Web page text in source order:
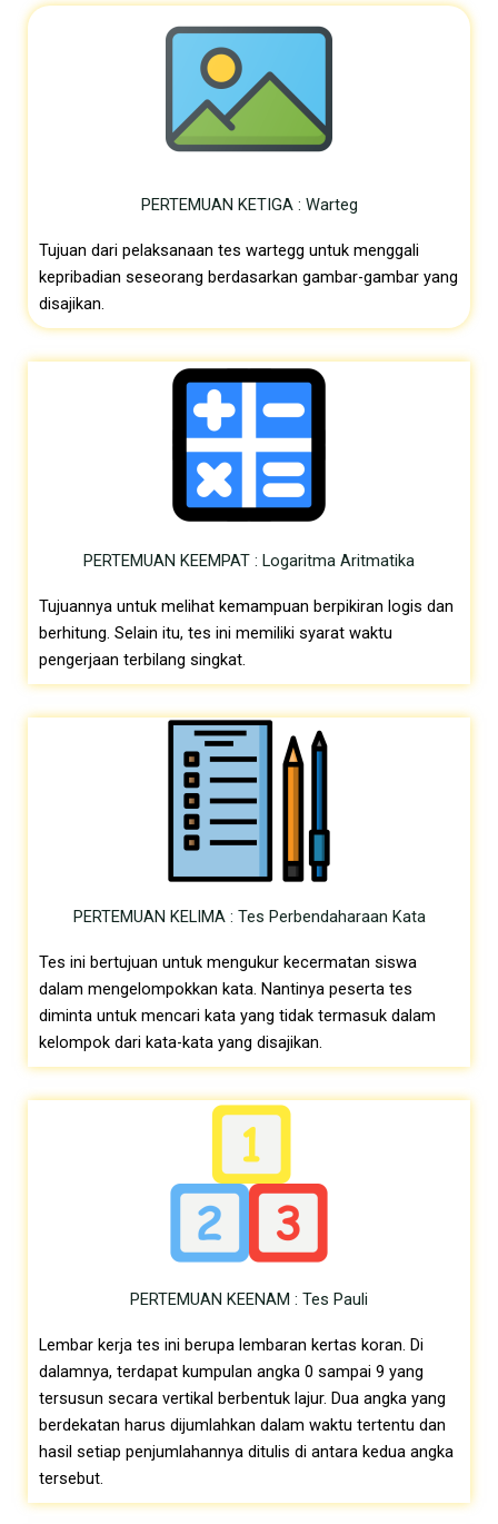
PERTEMUAN KETIGA : Warteg
Tujuan dari pelaksanaan tes wartegg untuk menggali
kepribadian seseorang berdasarkan gambar-gambar yang
disajikan.
PERTEMUAN KEEMPAT : Logaritma Aritmatika
Tujuannya untuk melihat kemampuan berpikiran logis dan
berhitung. Selain itu, tes ini memiliki syarat waktu
pengerjaan terbilang singkat.
PERTEMUAN KELIMA : Tes Perbendaharaan Kata
Tes ini bertujuan untuk mengukur kecermatan siswa
dalam mengelompokkan kata. Nantinya peserta tes
diminta untuk mencari kata yang tidak termasuk dalam
kelompok dari kata-kata yang disajikan.
PERTEMUAN KEENAM : Tes Pauli
Lembar kerja tes ini berupa lembaran kertas koran. Di
dalamnya, terdapat kumpulan angka 0 sampai 9 yang
tersusun secara vertikal berbentuk lajur. Dua angka yang
berdekatan harus dijumlahkan dalam waktu tertentu dan
hasil setiap penjumlahannya ditulis di antara kedua angka
tersebut.